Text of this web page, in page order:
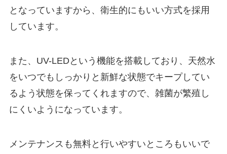
となっていますから、衛生的にもいい方式を採用
しています。
また、UV-LEDという機能を搭載しており、天然水
をいつでも しっかりと新鮮な状態でキープしてい
るよう状態を保ってくれますので、雑菌が繁殖し
にくいようになっています。
メンテナンスも無料と行いやすいところもいいで